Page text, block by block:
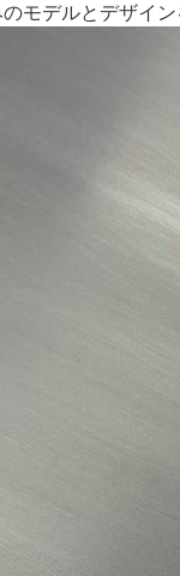
モデルとデザイ